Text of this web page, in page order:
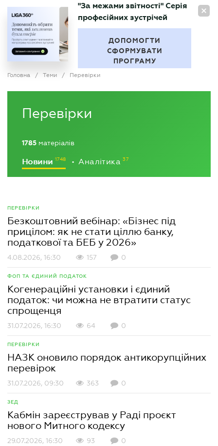
UA
БУХГАЛТЕР
"За межами звітності" Серія
професійних зустрічей
ДОПОМОГТИ
СФОРМУВАТИ
ПРОГРАМУ
Головна / Теми / Перевірки
Перевірки
1785 матеріалів
Новини • Аналітика
ПЕРЕВІРКИ
Безкоштовний вебінар: «Бізнес під
прицілом: як не стати ціллю банку,
податкової та БЕБ у 2026»
4.08.2026, 16:30 157 0
ФОП ТА ЄДИНИЙ ПОДАТОК
Когенераційні установки і єдиний
податок: чи можна не втратити статус
спрощенця
31.07.2026, 16:30 64 0
ПЕРЕВІРКИ
НАЗК оновило порядок антикорупційних
перевірок
31.07.2026, 09:30 363 0
ЗЕД
Кабмін зареєстрував у Раді проєкт
нового Митного кодексу
29.07.2026, 16:30 93 0